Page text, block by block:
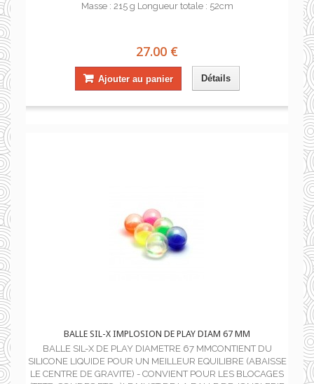
Masse : 215 g Longueur totale : 52cm
27.00 €
Ajouter au panier Détails
BALLE SIL-X IMPLOSION DE PLAY DIAM 67 MM
BALLE SIL-X DE PLAY DIAMETRE 67 MMCONTIENT DU
SILICONE LIQUIDE POUR UN MEILLEUR EQUILIBRE (ABAISSE
LE CENTRE DE GRAVITE) - CONVIENT POUR LES BLOCAGES